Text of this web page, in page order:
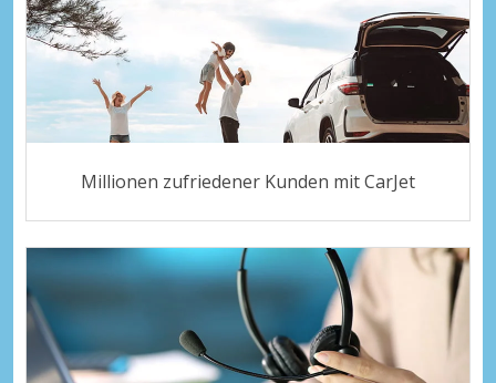
Millionen zufriedener Kunden mit CarJet